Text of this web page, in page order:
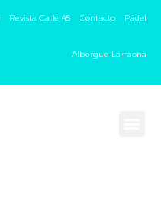
Revista Calle 45 Contacto Pádel
Albergue Larraona